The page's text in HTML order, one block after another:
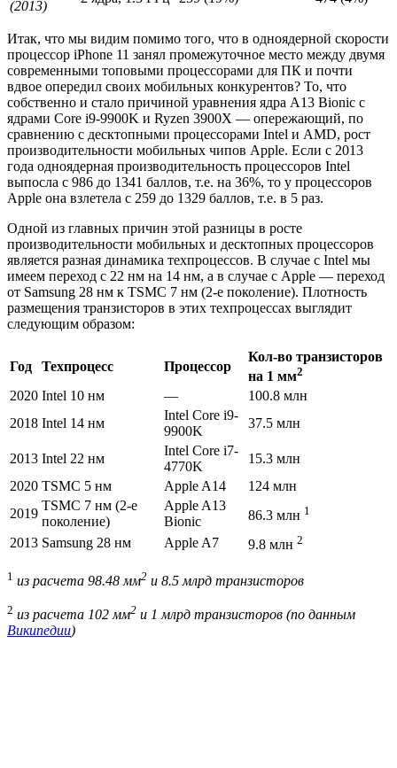
(2013)
Итак, что мы видим помимо того, что в одноядерной скорости
процессор iPhone 11 занял промежуточное место между двумя
современными топовыми процессорами для ПК и почти
вдвое опередил своих мобильных конкурентов? То, что
собственно и стало причиной уравнения ядра A13 Bionic с
ядрами Core i9-9900K и Ryzen 3900X — опережающий, по
сравнению с десктопными процессорами Intel и AMD, рост
производительности мобильных чипов Apple. Если с 2013
года одноядерная производительность процессоров Intel
выпосла c 986 до 1341 баллов, т.е. на 36%, то у процессоров
Apple она взлетела с 259 до 1329 баллов, т.е. в 5 раз.
Одной из главных причин этой разницы в росте
производительности мобильных и десктопных процессоров
является разная динамика техпроцессов. В случае с Intel мы
имеем переход с 22 нм на 14 нм, а в случае с Apple — переход
от Samsung 28 нм к TSMC 7 нм (2-е поколение). Плотность
размещения транзисторов в этих техпроцессах выглядит
следующим образом:
Год Техпроцесс Процессор
Кол-во транзисторов
на 1 мм2
2020 Intel 10 нм —
100.8 млн
2018 Intel 14 нм
Intel Core i9-
9900K
37.5 млн
2013 Intel 22 нм
Intel Core i7-
4770K
15.3 млн
2020 TSMC 5 нм Apple A14
124 млн
2019
TSMC 7 нм (2-е
поколение)
Apple A13
Bionic
86.3 млн 1
2013 Samsung 28 нм Apple A7 9.8 млн 2
1 из расчета 98.48 мм2 и 8.5 млрд транзисторов
2 из расчета 102 мм2 и 1 млрд транзисторов (по данным
Википедии)